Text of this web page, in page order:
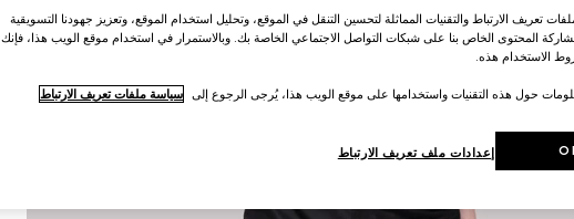
تعريف الارتباط والتقنيات المماثلة لتحسين التنقل في الموقع، وتحليل استخدام الموقع، وتعزيز جهودنا التسويقية
المحتوى الخاص بنا على شبكات التواصل الاجتماعي الخاصة بك. وبالاستمرار في استخدام موقع الويب هذا، فإنك
الاستخدام هذه.
حول هذه التقنيات واستخدامها على موقع الويب هذا، يُرجى الرجوع إلى سياسة ملفات تعريف الارتباط
إعدادات ملف تعريف الارتباط